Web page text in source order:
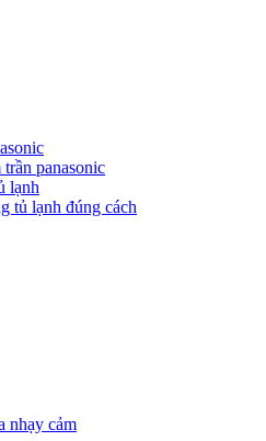
panasonic
lạnh
tủ lạnh đúng cách
nhạy cảm